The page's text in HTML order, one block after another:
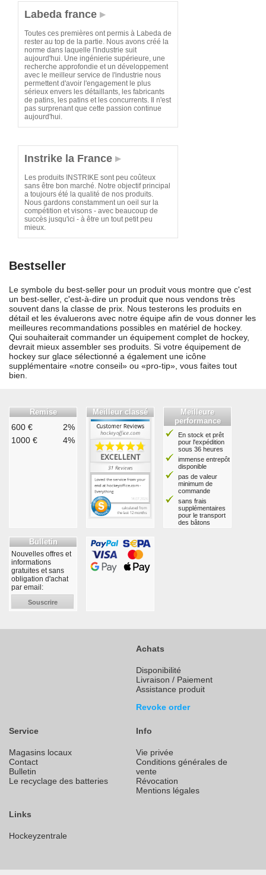
Labeda france
Toutes ces premières ont permis à Labeda de
rester au top de la partie. Nous avons créé la
norme dans laquelle l'industrie suit
aujourd'hui. Une ingénierie supérieure, une
recherche approfondie et un développement
avec le meilleur service de l'industrie nous
permettent d'avoir l'engagement le plus
sérieux envers les détaillants, les fabricants
de patins, les patins et les concurrents. Il n'est
pas surprenant que cette passion continue
aujourd'hui.
Instrike la France
Les produits INSTRIKE sont peu coûteux
sans être bon marché. Notre objectif principal
a toujours été la qualité de nos produits.
Nous gardons constamment un oeil sur la
compétition et visons - avec beaucoup de
succès jusqu'ici - à être un tout petit peu
mieux.
Bestseller
Le symbole du best-seller pour un produit vous montre que c'est
un best-seller, c'est-à-dire un produit que nous vendons très
souvent dans la classe de prix. Nous testerons les produits en
détail et les évaluerons avec notre équipe afin de vous donner les
meilleures recommandations possibles en matériel de hockey.
Qui souhaiterait commander un équipement complet de hockey,
devrait mieux assembler ses produits. Si votre équipement de
hockey sur glace sélectionné a également une icône
supplémentaire «notre conseil» ou «pro-tip», vous faites tout
bien.
Remise
600 €
2%
1000 €
4%
Meilleur classé
Meilleure
performance
En stock et prêt
pour l'expédition
sous 36 heures
immense entrepôt
disponible
pas de valeur
minimum de
commande
sans frais
supplémentaires
pour le transport
des bâtons
Bulletin
Nouvelles offres et
informations
gratuites et sans
obligation d'achat
par email:
Souscrire
Achats
Disponibilité
Livraison / Paiement
Assistance produit
Revoke order
Service
Magasins locaux
Contact
Bulletin
Le recyclage des batteries
Info
Vie privée
Conditions générales de
vente
Révocation
Mentions légales
Links
Hockeyzentrale